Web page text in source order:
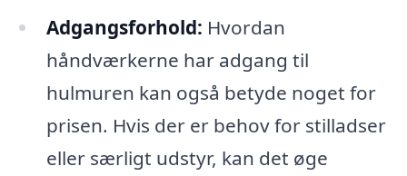
Adgangsforhold: Hvordan
håndværkerne har adgang til
hulmuren kan også betyde noget for
prisen. Hvis der er behov for stilladser
eller særligt udstyr, kan det øge